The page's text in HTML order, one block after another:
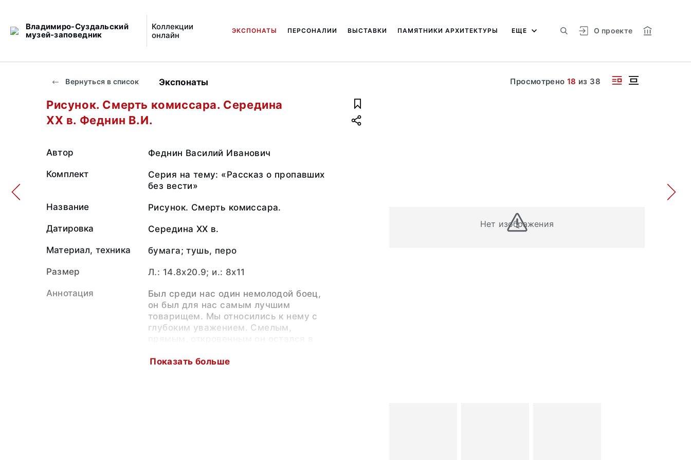
Владимиро-Суздальский
музей-заповедник
Коллекции
онлайн
О проекте
ЭКСПОНАТЫ ПЕРСОНАЛИИ ВЫСТАВКИ ПАМЯТНИКИ АРХИТЕКТУРЫ ЕЩЕ
Вернуться в список Экспонаты Просмотрено 18 из 38
Нет изображения
Рисунок. Смерть комиссара. Середина
ХХ в. Феднин В.И.
Автор Феднин Василий Иванович
Комплект
Серия на тему: «Рассказ о пропавших
без вести»
Название Рисунок. Смерть комиссара.
Датировка Середина ХХ в.
Материал, техника бумага; тушь, перо
Размер Л.: 14.8x20.9; и.: 8x11
Аннотация
Был среди нас один немолодой боец,
он был для нас самым лучшим
товарищем. Мы относились к нему с
глубоким уважением. Смелым,
подстерегла.
Показать больше